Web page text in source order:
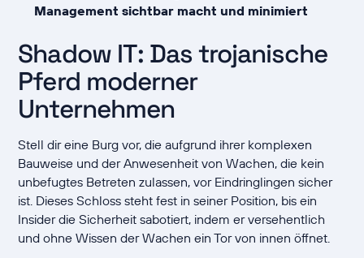
Management sichtbar macht und minimiert
Shadow IT: Das trojanische
Pferd moderner
Unternehmen
Stell dir eine Burg vor, die aufgrund ihrer komplexen
Bauweise und der Anwesenheit von Wachen, die kein
unbefugtes Betreten zulassen, vor Eindringlingen sicher
ist. Dieses Schloss steht fest in seiner Position, bis ein
Insider die Sicherheit sabotiert, indem er versehentlich
und ohne Wissen der Wachen ein Tor von innen öffnet.